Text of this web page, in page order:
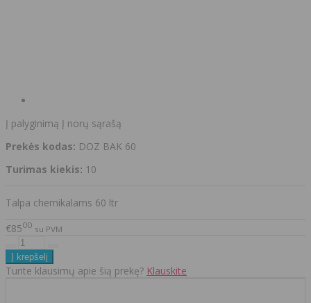
Į palyginimą Į norų sąrašą
Prekės kodas: DOZ BAK 60
Turimas kiekis: 10
Talpa chemikalams 60 ltr
€8500 su PVM
Turite klausimų apie šią prekę? Klauskite